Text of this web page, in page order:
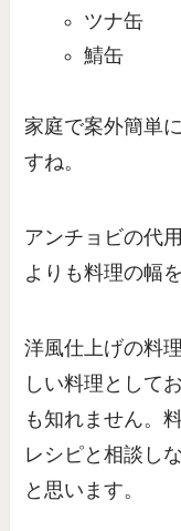
ツナ缶
鯖缶
家庭で案外簡単
すね。
アンチョビの代
よりも料理の幅
洋風仕上げの料
しい料理として
も知れません。
レシピと相談し
と思います。